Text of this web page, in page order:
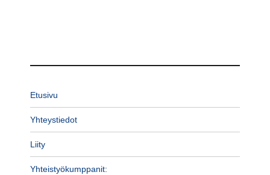
Etusivu
Yhteystiedot
Liity
Yhteistyökumppanit: